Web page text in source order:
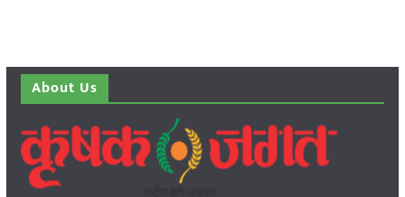
About Us